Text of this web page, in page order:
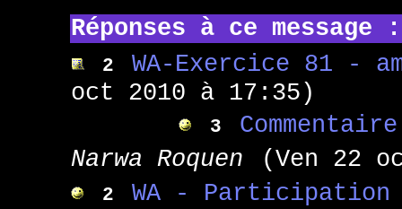
Réponses à ce message :
2
WA-Exercice 81 -
oct 2010 à 17:35)
3
Narwa Roquen
(Ven 22
2
WA -